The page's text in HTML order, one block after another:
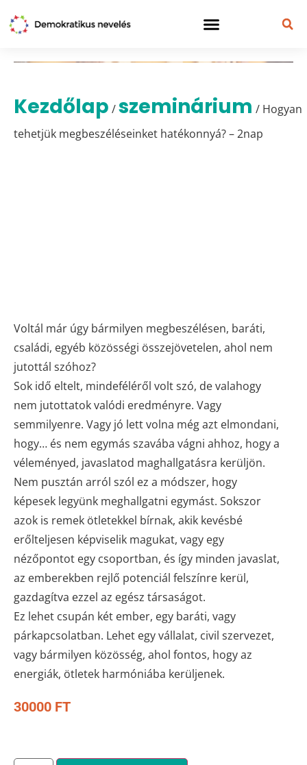
Kezdőlap /szeminárium / Hogyan
tehetjük megbeszéléseinket hatékonnyá? – 2nap
Voltál már úgy bármilyen megbeszélésen, baráti,
családi, egyéb közösségi összejövetelen, ahol nem
jutottál szóhoz?
Sok idő eltelt, mindeféléről volt szó, de valahogy
nem jutottatok valódi eredményre. Vagy
semmilyenre. Vagy jó lett volna még azt elmondani,
hogy… és nem egymás szavába vágni ahhoz, hogy a
véleményed, javaslatod maghallgatásra kerüljön.
Nem pusztán arról szól ez a módszer, hogy
képesek legyünk meghallgatni egymást. Sokszor
azok is remek ötletekkel bírnak, akik kevésbé
erőlteljesen képviselik magukat, vagy egy
nézőpontot egy csoportban, és így minden javaslat,
az emberekben rejlő potenciál felszínre kerül,
gazdagítva ezzel az egész társaságot.
Ez lehet csupán két ember, egy baráti, vagy
párkapcsolatban. Lehet egy vállalat, civil szervezet,
vagy bármilyen közösség, ahol fontos, hogy az
energiák, ötletek harmóniába kerüljenek.
30000 FT